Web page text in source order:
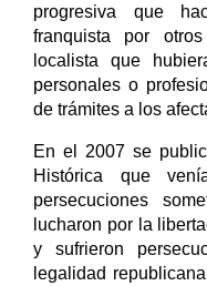
progresiva que
franquista por
localista que
personales o
de trámites a los
En el 2007 se
Histórica que
persecuciones
lucharon por la
y sufrieron
legalidad